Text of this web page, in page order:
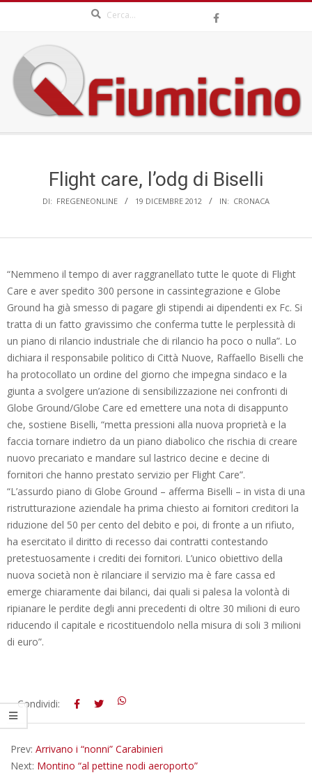
content
QFIUMICINO.COM
Flight care, l’odg di Biselli
DI: FREGENEONLINE 19 DICEMBRE 2012 IN: CRONACA
“Nemmeno il tempo di aver raggranellato tutte le quote di Flight
Care e aver spedito 300 persone in cassintegrazione e Globe
Ground ha già smesso di pagare gli stipendi ai dipendenti ex Fc. Si
tratta di un fatto gravissimo che conferma tutte le perplessità di
un piano di rilancio industriale che di rilancio ha poco o nulla”. Lo
dichiara il responsabile politico di Città Nuove, Raffaello Biselli che
ha protocollato un ordine del giorno che impegna sindaco e la
giunta a svolgere un’azione di sensibilizzazione nei confronti di
Globe Ground/Globe Care ed emettere una nota di disappunto
che, sostiene Biselli, “metta pressioni alla nuova proprietà e la
faccia tornare indietro da un piano diabolico che rischia di creare
nuovo precariato e mandare sul lastrico decine e decine di
fornitori che hanno prestato servizio per Flight Care”.
“L’assurdo piano di Globe Ground – afferma Biselli – in vista di una
ristrutturazione aziendale ha prima chiesto ai fornitori creditori la
riduzione del 50 per cento del debito e poi, di fronte a un rifiuto,
ha esercitato il diritto di recesso dai contratti contestando
pretestuosamente i crediti dei fornitori. L’unico obiettivo della
nuova società non è rilanciare il servizio ma è fare cassa ed
emerge chiaramente dai bilanci, dai quali si palesa la volontà di
ripianare le perdite degli anni precedenti di oltre 30 milioni di euro
riducendo il capitale e ricostituendolo nella misura di soli 3 milioni
di euro”.
2012-
12-
Condividi:
Prev: Arrivano i “nonni” Carabinieri
Next: Montino “al pettine nodi aeroporto”